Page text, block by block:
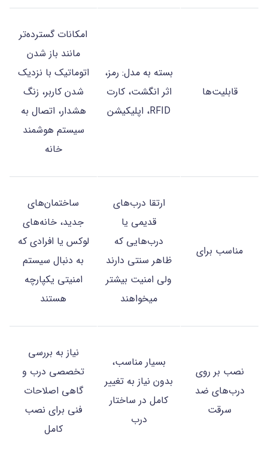
قابلیت‌ها
بسته به مدل: رمز،
اثر انگشت، کارت
RFID، اپلیکیشن
امکانات گسترده‌تر
مانند باز شدن
اتوماتیک با نزدیک
شدن کاربر، زنگ
هشدار، اتصال به
سیستم هوشمند
خانه
مناسب برای
ارتقا درب‌های
قدیمی یا
درب‌هایی که
ظاهر سنتی دارند
ولی امنیت بیشتر
می‎خواهند
ساختمان‌های
جدید، خانه‌های
لوکس یا افرادی که
به دنبال سیستم
امنیتی یکپارچه
هستند
نصب بر روی
درب‌های ضد
سرقت
بسیار مناسب،
بدون نیاز به تغییر
کامل در ساختار
درب
نیاز به بررسی
تخصصی درب و
گاهی اصلاحات
فنی برای نصب
کامل